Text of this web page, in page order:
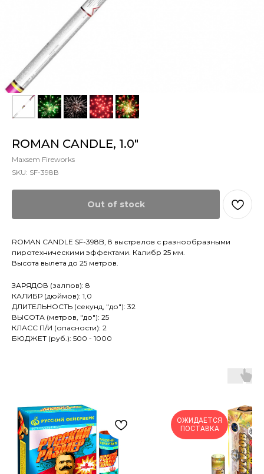
ROMAN CANDLE, 1.0"
Maxsem Fireworks
SKU: SF-398В
Out of stock
ROMAN CANDLE SF-398B, 8 выстрелов с разнообразными
пиротехническими эффектами. Калибр 25 мм.
Высота вылета до 25 метров.
ЗАРЯДОВ (залпов): 8
КАЛИБР (дюймов): 1,0
ДЛИТЕЛЬНОСТЬ (секунд, "до"): 32
ВЫСОТА (метров, "до"): 25
КЛАСС П/И (опасности): 2
БЮДЖЕТ (руб.): 500 - 1000
ОЖИДАЕТСЯ
ПОСТАВКА